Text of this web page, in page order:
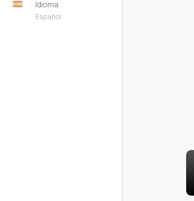
Idioma
Español